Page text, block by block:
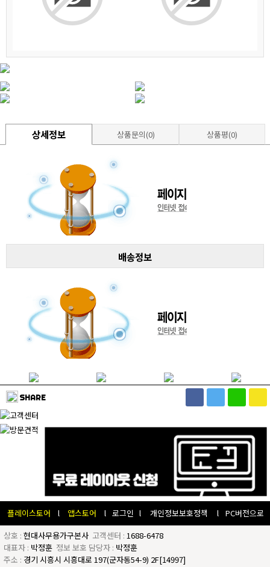
상세정보 상품문의(0) 상품평(0)
배송정보
SHARE
플레이스토어 l 앱스토어 l 로그인 l 개인정보보호정책 l
PC버전으로
상호 : 현대사무용가구본사 고객센터 : 1688-6478
대표자 : 박정훈 정보 보호 담당자 : 박정훈
주소 : 경기 시흥시 시흥대로 197(군자동54-9) 2F[14997]